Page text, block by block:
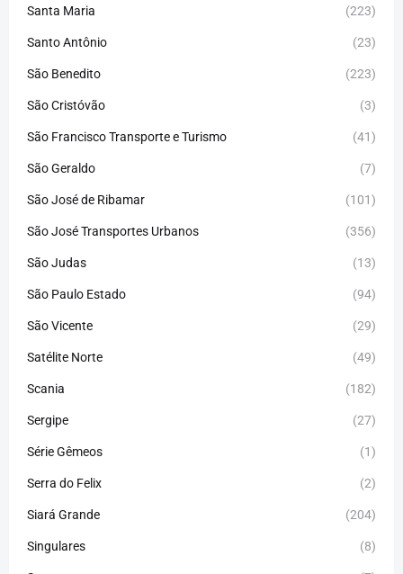
Santa Maria (223)
Santo Antônio (23)
São Benedito (223)
São Cristóvão (3)
São Francisco Transporte e Turismo (41)
São Geraldo (7)
São José de Ribamar (101)
São José Transportes Urbanos (356)
São Judas (13)
São Paulo Estado (94)
São Vicente (29)
Satélite Norte (49)
Scania (182)
Sergipe (27)
Série Gêmeos (1)
Serra do Felix (2)
Siará Grande (204)
Singulares (8)